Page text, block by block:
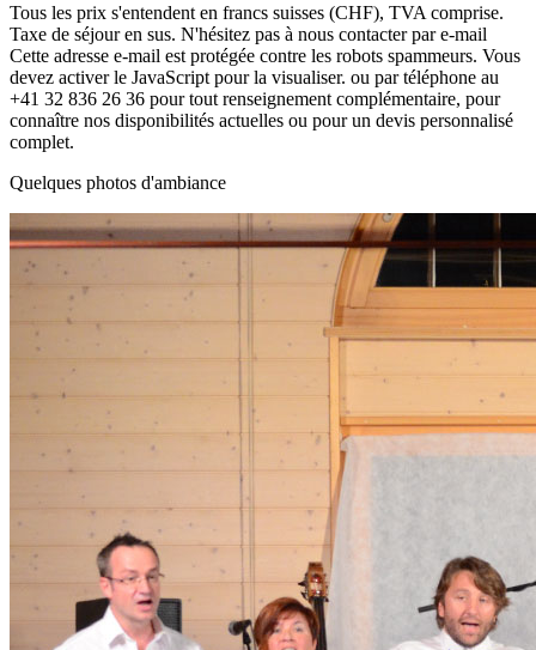
Tous les prix s'entendent en francs suisses (CHF), TVA comprise.
Taxe de séjour en sus. N'hésitez pas à nous contacter par e-mail
Cette adresse e-mail est protégée contre les robots spammeurs. Vous
devez activer le JavaScript pour la visualiser. ou par téléphone au
+41 32 836 26 36 pour tout renseignement complémentaire, pour
connaître nos disponibilités actuelles ou pour un devis personnalisé
complet.
Quelques photos d'ambiance